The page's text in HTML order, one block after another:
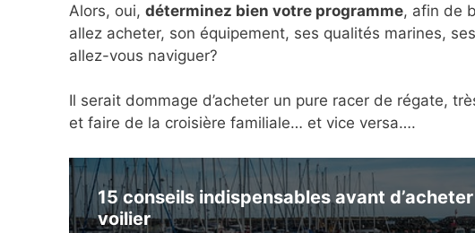
Alors, oui, déterminez bien votre programme, afin de
allez acheter, son équipement, ses qualités marines,
allez-vous naviguer?
Il serait dommage d’acheter un pure racer de régate,
et faire de la croisière familiale… et vice versa….
15 conseils indispensables avant
voilier